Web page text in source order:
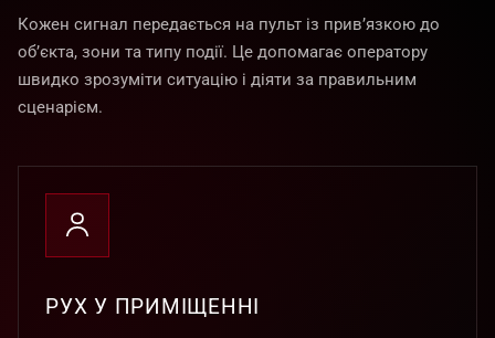
Кожен сигнал передається на пульт із прив’язкою до
об’єкта, зони та типу події. Це допомагає оператору
швидко зрозуміти ситуацію і діяти за правильним
сценарієм.
РУХ У ПРИМІЩЕННІ